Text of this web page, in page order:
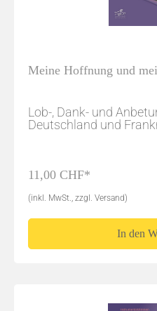
Meine Hoffnung und
Lob-, Dank- und
Deutschland und
11,00 CHF*
(inkl. MwSt., zzgl. Versand)
In den